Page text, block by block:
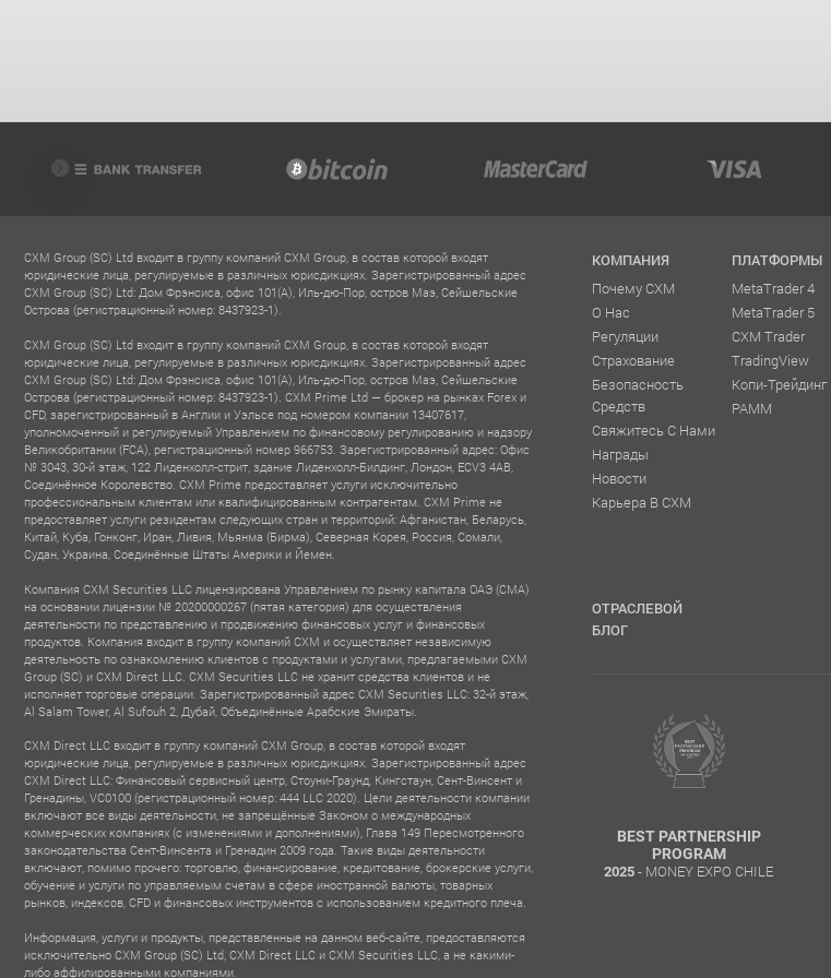
CXM Group (SC) Ltd входит в группу компаний CXM Group, в состав которой входят
юридические лица, регулируемые в различных юрисдикциях. Зарегистрированный адрес
CXM Group (SC) Ltd: Дом Фрэнсиса, офис 101(A), Иль-дю-Пор, остров Маэ, Сейшельские
Острова (регистрационный номер: 8437923-1).
CXM Group (SC) Ltd входит в группу компаний CXM Group, в состав которой входят
юридические лица, регулируемые в различных юрисдикциях. Зарегистрированный адрес
CXM Group (SC) Ltd: Дом Фрэнсиса, офис 101(A), Иль-дю-Пор, остров Маэ, Сейшельские
Острова (регистрационный номер: 8437923-1). CXM Prime Ltd — брокер на рынках Forex и
CFD, зарегистрированный в Англии и Уэльсе под номером компании 13407617,
уполномоченный и регулируемый Управлением по финансовому регулированию и надзору
Великобритании (FCA), регистрационный номер 966753. Зарегистрированный адрес: Офис
№ 3043, 30-й этаж, 122 Лиденхолл-стрит, здание Лиденхолл-Билдинг, Лондон, ECV3 4AB,
Соединённое Королевство. CXM Prime предоставляет услуги исключительно
профессиональным клиентам или квалифицированным контрагентам. CXM Prime не
предоставляет услуги резидентам следующих стран и территорий: Афганистан, Беларусь,
Китай, Куба, Гонконг, Иран, Ливия, Мьянма (Бирма), Северная Корея, Россия, Сомали,
Судан, Украина, Соединённые Штаты Америки и Йемен.
Компания CXM Securities LLC лицензирована Управлением по рынку капитала ОАЭ (CMA)
на основании лицензии № 20200000267 (пятая категория) для осуществления
деятельности по представлению и продвижению финансовых услуг и финансовых
продуктов. Компания входит в группу компаний CXM и осуществляет независимую
деятельность по ознакомлению клиентов с продуктами и услугами, предлагаемыми CXM
Group (SC) и CXM Direct LLC. CXM Securities LLC не хранит средства клиентов и не
исполняет торговые операции. Зарегистрированный адрес CXM Securities LLC: 32-й этаж,
Al Salam Tower, Al Sufouh 2, Дубай, Объединённые Арабские Эмираты.
CXM Direct LLC входит в группу компаний CXM Group, в состав которой входят
юридические лица, регулируемые в различных юрисдикциях. Зарегистрированный адрес
CXM Direct LLC: Финансовый сервисный центр, Стоуни-Граунд, Кингстаун, Сент-Винсент и
Гренадины, VC0100 (регистрационный номер: 444 LLC 2020). Цели деятельности компании
включают все виды деятельности, не запрещённые Законом о международных
коммерческих компаниях (с изменениями и дополнениями), Глава 149 Пересмотренного
законодательства Сент-Винсента и Гренадин 2009 года. Такие виды деятельности
включают, помимо прочего: торговлю, финансирование, кредитование, брокерские услуги,
обучение и услуги по управляемым счетам в сфере иностранной валюты, товарных
рынков, индексов, CFD и финансовых инструментов с использованием кредитного плеча.
Информация, услуги и продукты, представленные на данном веб-сайте, предоставляются
исключительно CXM Group (SC) Ltd, CXM Direct LLC и CXM Securities LLC, а не какими-
либо аффилированными компаниями.
КОМПАНИЯ
Почему CXM
О Нас
Регуляции
Страхование
Безопасность
Средств
Свяжитесь С Нами
Награды
Новости
Карьера В CXM
ПЛАТФОРМЫ
MetaTrader 4
MetaTrader 5
CXM Trader
TradingView
Копи-Трейдинг
PAMM
ОТРАСЛЕВОЙ
БЛОГ
IB PARTNER
& Influencer
Summit
BEST FINTECH FOREX
BROKER
2025- Forex Expo Dubai
TOP 100 TRUSTED
FINANCIAL INSTITUTIONS
AWARD
2025- MEFM Awards Dubai
BEST PARTNERSHIP
PROGRAM
2025 - MONEY EXPO CHILE